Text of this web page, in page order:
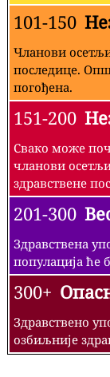
101-150
Чланови
последице.
погођена.
151-200
Свако може
чланови
здравствене
201-300
Здравствена
популација ће
300+
Здравствено
озбиљније